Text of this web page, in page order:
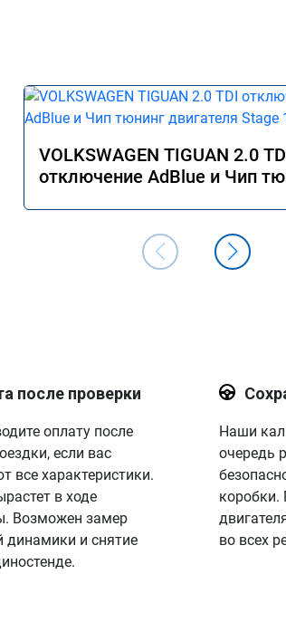
VOLKSWAGEN TIGUAN 2.0
отключение AdBlue и Чип
после проверки
оплату после
если вас
все характеристики.
в ходе
Возможен замер
динамики и снятие
Наши
очередь
во всех